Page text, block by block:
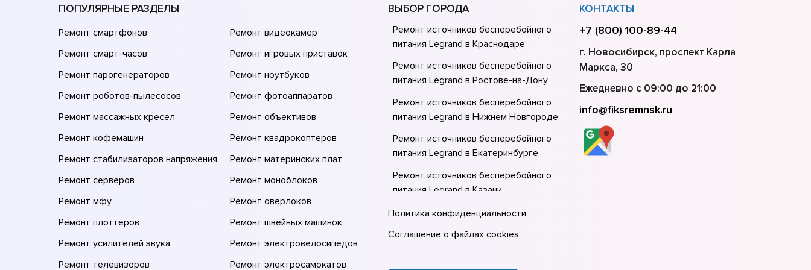
ПОПУЛЯРНЫЕ РАЗДЕЛЫ
Ремонт смартфонов
Ремонт смарт-часов
Ремонт парогенераторов
Ремонт роботов-пылесосов
Ремонт массажных кресел
Ремонт кофемашин
Ремонт стабилизаторов напряжения
Ремонт серверов
Ремонт мфу
Ремонт плоттеров
Ремонт усилителей звука
Ремонт телевизоров
Ремонт видеокамер
Ремонт игровых приставок
Ремонт ноутбуков
Ремонт фотоаппаратов
Ремонт объективов
Ремонт квадрокоптеров
Ремонт материнских плат
Ремонт моноблоков
Ремонт оверлоков
Ремонт швейных машинок
Ремонт электровелосипедов
Ремонт электросамокатов
ВЫБОР ГОРОДА
Ремонт источников бесперебойного
питания Legrand в Краснодаре
Ремонт источников бесперебойного
питания Legrand в Ростове-на-Донy
Ремонт источников бесперебойного
питания Legrand в Нижнем Новгороде
Ремонт источников бесперебойного
питания Legrand в Екатеринбурге
Ремонт источников бесперебойного
питания Legrand в Казани
Ремонт источников бесперебойного
Политика конфиденциальности
Соглашение о файлах cookies
КОНТАКТЫ
+7 (800) 100-89-44
г. Новосибирск, проспект Карла
Маркса, 30
Ежедневно с 09:00 до 21:00
info@fiksremnsk.ru